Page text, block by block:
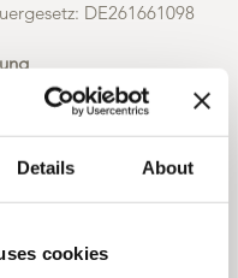
Details About
cookies
DE261661098
nach §14 GewO
27.06.2018durch Stadt
erteilt.